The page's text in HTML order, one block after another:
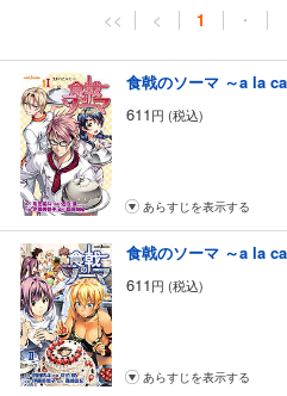
<< < 1 ・
食戟のソーマ ～a la
611円 (税込)
あらすじを表示する
食戟のソーマ ～a la
611円 (税込)
あらすじを表示する